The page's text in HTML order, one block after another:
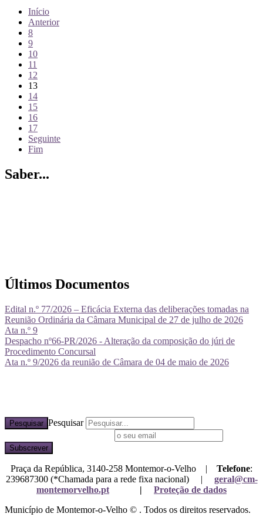
Início
Anterior
8
9
10
11
12
13
14
15
16
17
Seguinte
Fim
Saber...
Últimos Documentos
Edital n.º 77/2026 – Eficácia Externa das deliberações tomadas na
Reunião Ordinária da Câmara Municipal de 27 de julho de 2026
Ata n.º 9
Despacho nº66-PR/2026 - Alteração da composição do júri de
Procedimento Concursal
Ata n.º 9/2026 da reunião de Câmara de 04 de maio de 2026
Pesquisar Pesquisar
Praça da República, 3140-258 Montemor-o-Velho | Telefone:
239687300 (*Chamada para a rede fixa nacional) | geral@cm-
montemorvelho.pt
| Proteção de dados
Município de Montemor-o-Velho © . Todos os direitos reservados.